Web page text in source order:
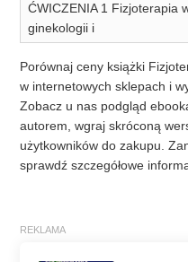
ĆWICZENIA 1 Fizjoterapia
ginekologii i
Porównaj ceny książki
w internetowych sklepach i
Zobacz u nas podgląd
autorem, wgraj skróconą
użytkowników do zakupu.
sprawdź szczegółowe